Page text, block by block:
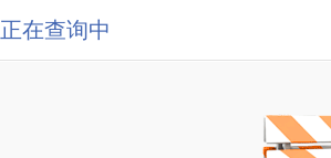
正在查询中